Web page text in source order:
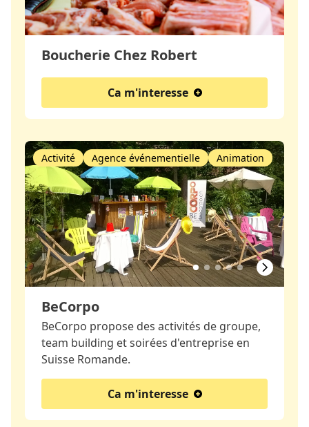
Boucherie Chez Robert
Ca m'interesse
BeCorpo
Activité Agence événementielle Animation
BeCorpo propose des activités de groupe,
team building et soirées d'entreprise en
Suisse Romande.
Ca m'interesse